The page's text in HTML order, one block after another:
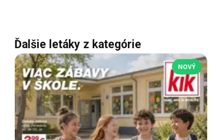
Ďalšie letáky z kategórie
NOVÝ